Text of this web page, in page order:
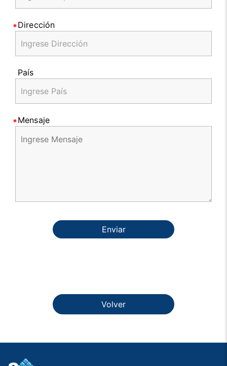
Dirección
País
Mensaje
Enviar
Volver